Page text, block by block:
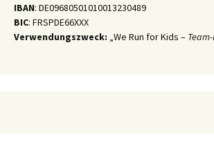
IBAN: DE09680501010013230489
BIC: FRSPDE66XXX
Verwendungszweck: „We Run for Kids –